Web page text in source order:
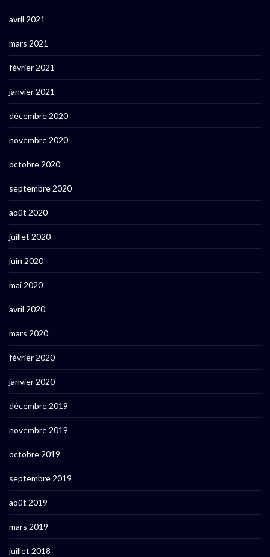
avril 2021
mars 2021
février 2021
janvier 2021
décembre 2020
novembre 2020
octobre 2020
septembre 2020
août 2020
juillet 2020
juin 2020
mai 2020
avril 2020
mars 2020
février 2020
janvier 2020
décembre 2019
novembre 2019
octobre 2019
septembre 2019
août 2019
mars 2019
juillet 2018